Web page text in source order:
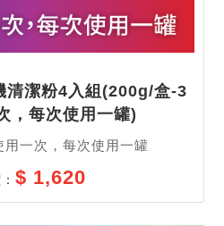
清潔粉4入組(200g/盒-3
，每次使用一罐)
一次，每次使用一罐
$ 1,620